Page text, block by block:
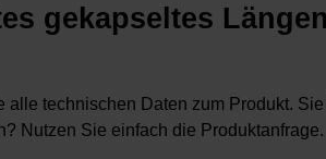
gekapseltes
alle technischen Daten zum Produkt.
Nutzen Sie einfach die Produktanfrage.